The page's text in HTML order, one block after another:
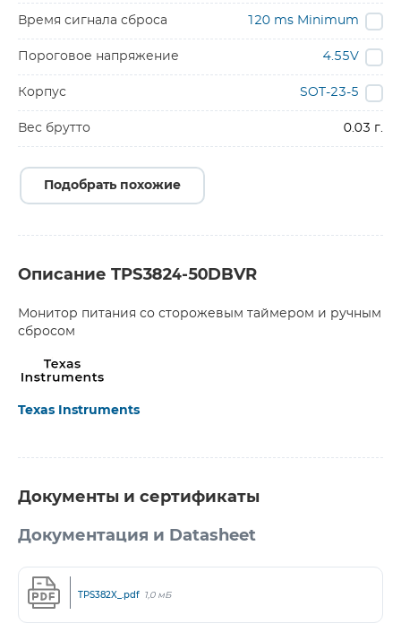
Время сигнала сброса 120 ms Minimum
Пороговое напряжение 4.55V
Корпус SOT-23-5
Вес брутто 0.03 г.
Подобрать похожие
Описание TPS3824-50DBVR
Монитор питания со сторожевым таймером и ручным
сбросом
Texas Instruments
Документы и сертификаты
Документация и Datasheet
TPS382X_.pdf 1,0 мБ